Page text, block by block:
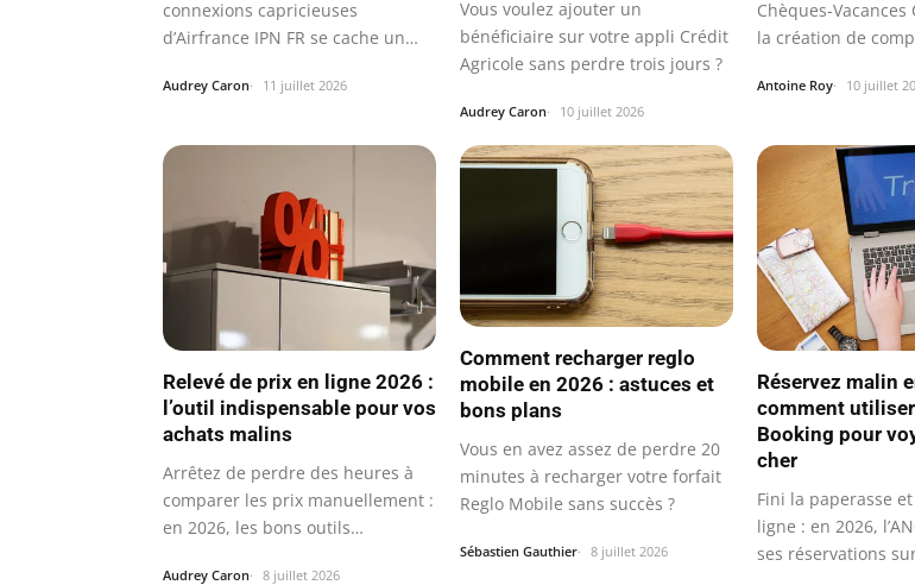
connexions capricieuses
d’Airfrance IPN FR se cache un
Audrey Caron 11 juillet 2026
Vous voulez ajouter un
bénéficiaire sur votre appli Crédit
Agricole sans perdre trois jours ?
Audrey Caron 10 juillet 2026
Chèques-Vacances
la création de
Antoine Roy 10 juillet
Relevé de prix en ligne 2026 :
l’outil indispensable pour vos
achats malins
Arrêtez de perdre des heures à
comparer les prix manuellement :
en 2026, les bons outils…
Audrey Caron 8 juillet 2026
Comment recharger reglo
mobile en 2026 : astuces et
bons plans
Vous en avez assez de perdre 20
minutes à recharger votre forfait
Reglo Mobile sans succès ?
Sébastien Gauthier 8 juillet 2026
Réservez malin
comment
Booking pour
cher
Fini la paperasse
ligne : en 2026,
ses réservations